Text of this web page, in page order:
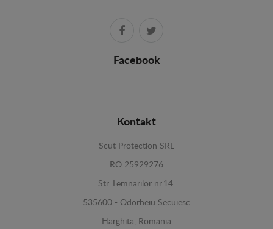
Facebook
Kontakt
Scut Protection SRL
RO 25929276
Str. Lemnarilor nr.14.
535600 - Odorheiu Secuiesc
Harghita, Romania